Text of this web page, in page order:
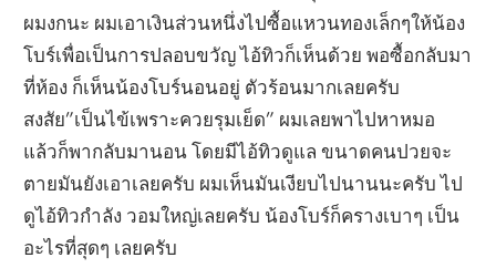
ผมงกนะ ผมเอาเงินส่วนหนึ่งไปซื้อแหวนทองเล็กๆให้น้อง
โบร์เพื่อเป็นการปลอบขวัญ ไอ้ทิวก็เห็นด้วย พอซื้อกลับมา
ที่ห้อง ก็เห็นน้องโบร์นอนอยู่ ตัวร้อนมากเลยครับ
สงสัย”เป็นไข้เพราะควยรุมเย็ด” ผมเลยพาไปหาหมอ
แล้วก็พากลับมานอน โดยมีไอ้ทิวดูแล ขนาดคนปวยจะ
ตายมันยังเอาเลยครับ ผมเห็นมันเงียบไปนานนะครับ ไป
ดูไอ้ทิวกำลัง วอมใหญ่เลยครับ น้องโบร์ก็ครางเบาๆ เป็น
อะไรที่สุดๆ เลยครับ